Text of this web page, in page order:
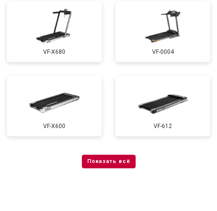
VF-X680 VF-0004
VF-X600 VF-612